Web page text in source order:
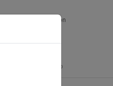
English version
Warenkorb